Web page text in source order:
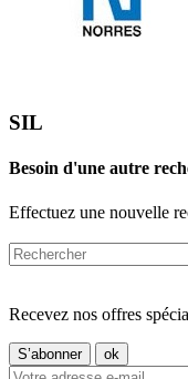
SIL
Besoin d'une autre
Effectuez une nouvelle
Recevez nos offres